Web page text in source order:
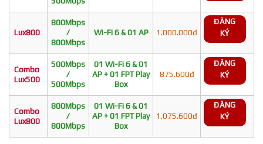
Lux800
800Mbps
/
800Mbps
Wi-Fi 6 & 01 AP 1.000.000đ
ĐĂNG
KÝ
Combo
Lux500
500Mbps
/
500Mbps
01 Wi-Fi 6 & 01
AP + 01 FPT Play
Box
875.600đ
ĐĂNG
KÝ
Combo
Lux800
800Mbps
/
800Mbps
01 Wi-Fi 6 & 01
AP + 01 FPT Play
Box
1.075.600đ
ĐĂNG
KÝ